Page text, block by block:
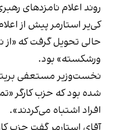
روند اعلام نامزدهای رهبری حزب کارگر
کی‌یر استارمر پیش از
حالی تحویل گرفت که
ورشکسته» بود.
نخست‌وزیر مستعفی
شده بود که حزب کارگر
افراد اشتباه می‌کردند».